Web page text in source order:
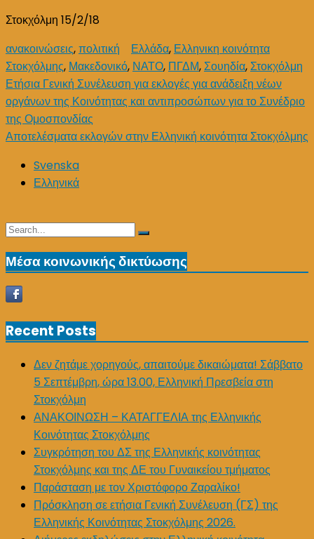
Στοκχόλμη 15/2/18
ανακοινώσεις,πολιτική Ελλάδα, Ελληνικη κοινότητα
Στοκχόλμης, Μακεδονικό, ΝΑΤΟ, ΠΓΔΜ,Σουηδία,Στοκχόλμη
Post
navigation
Ετήσια Γενική Συνέλευση για εκλογές για ανάδειξη νέων
οργάνων της Κοινότητας και αντιπροσώπων για το Συνέδριο
της Ομοσπονδίας
Αποτελέσματα εκλογών στην Ελληνική κοινότητα Στοκχόλμης
Svenska
Ελληνικά
Search
Search
Μέσα κοινωνικής δικτύωσης
Recent Posts
Δεν ζητάμε χορηγούς, απαιτούμε δικαιώματα! Σάββατο
5 Σεπτέμβρη, ώρα 13.00, Ελληνική Πρεσβεία στη
Στοκχόλμη
ΑΝΑΚΟΙΝΩΣΗ – ΚΑΤΑΓΓΕΛΙΑ της Ελληνικής
Κοινότητας Στοκχόλμης
Συγκρότηση του ΔΣ της Ελληνικής κοινότητας
Στοκχόλμης και της ΔΕ του Γυναικείου τμήματος
Παράσταση με τον Χριστόφορο Ζαραλίκο!
Πρόσκληση σε ετήσια Γενική Συνέλευση (ΓΣ) της
Ελληνικής Κοινότητας Στοκχόλμης 2026.